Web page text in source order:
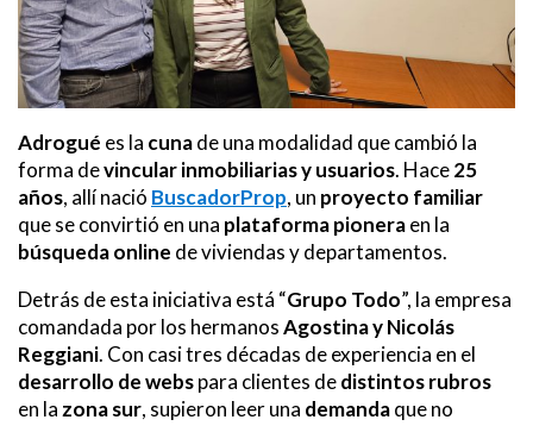
Adrogué es la cunade una modalidad que cambió la
forma devincular inmobiliarias y usuarios. Hace25
años, allí nació BuscadorProp, un proyecto familiar
que se convirtió en una plataforma pioneraen la
búsqueda online de viviendas y departamentos.
Detrás de esta iniciativa está “Grupo Todo”, la empresa
comandada por los hermanosAgostina y Nicolás
Reggiani. Con casi tres décadas de experiencia en el
desarrollo de webspara clientes dedistintos rubros
en lazona sur, supieron leer una demandaque no